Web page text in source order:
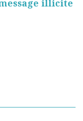
illicite